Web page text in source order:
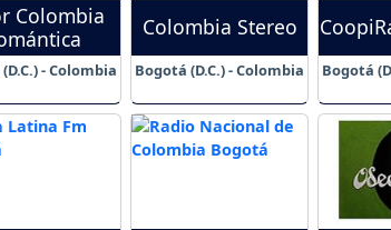
Colombia
- Colombia
Colombia Stereo
Bogotá (D.C.) - Colombia Bogotá